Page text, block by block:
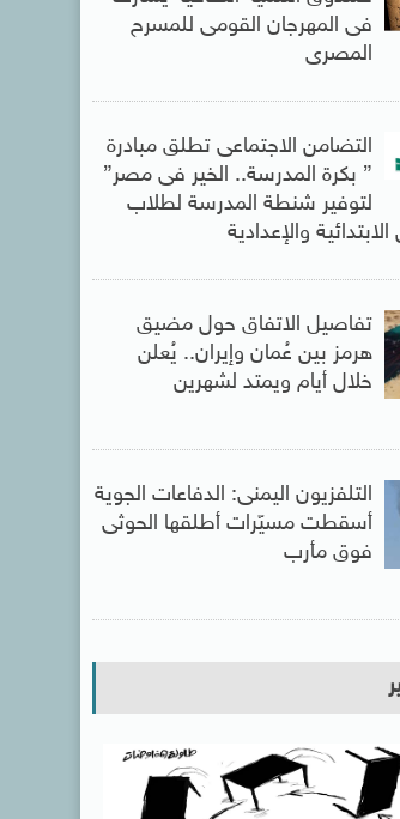
فى المهرجان القومى للمسرح
المصرى
التضامن الاجتماعى تطلق مبادرة
” بكرة المدرسة.. الخير فى مصر”
لتوفير شنطة المدرسة لطلاب
والإعدادية
تفاصيل الاتفاق حول مضيق
هرمز بين عُمان وإيران.. يُعلن
خلال أيام ويمتد لشهرين
التلفزيون اليمنى: الدفاعات الجوية
أسقطت مسيّرات أطلقها الحوثى
فوق مأرب